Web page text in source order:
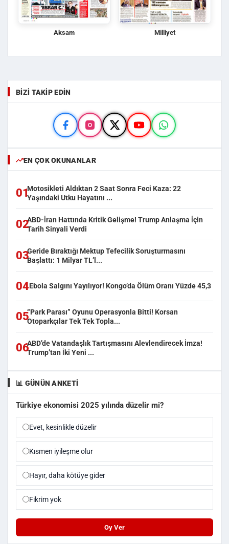
Aksam Milliyet
BIZI TAKIP EDIN
EN ÇOK OKUNANLAR
01Motosikleti Aldıktan 2 Saat Sonra Feci Kaza: 22
Yaşındaki Utku Hayatını ...
02ABD-İran Hattında Kritik Gelişme! Trump Anlaşma İçin
Tarih Sinyali Verdi
03Geride Bıraktığı Mektup Tefecilik Soruşturmasını
Başlattı: 1 Milyar TL’l...
04Ebola Salgını Yayılıyor! Kongo’da Ölüm Oranı Yüzde 45,3
05“Park Parası” Oyunu Operasyonla Bitti! Korsan
Otoparkçılar Tek Tek Topla...
06ABD’de Vatandaşlık Tartışmasını Alevlendirecek İmza!
Trump’tan İki Yeni ...
📊 GÜNÜN ANKETI
Türkiye ekonomisi 2025 yılında düzelir mi?
Evet, kesinlikle düzelir
Kısmen iyileşme olur
Hayır, daha kötüye gider
Fikrim yok
Oy Ver